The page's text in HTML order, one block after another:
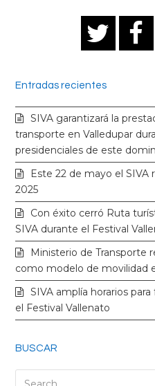
i
t
t
e
r
Entradas recientes
SIVA garantizará la
transporte en Valledupar
presidenciales de este
Este 22 de mayo el SIVA
2025
Con éxito cerró Ruta
SIVA durante el Festival
Ministerio de Transporte
como modelo de movilidad
SIVA amplía horarios
el Festival Vallenato
BUSCAR